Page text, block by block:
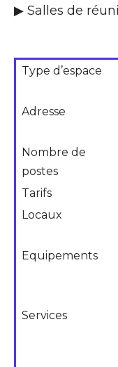
▶ Salles de
Type d’espace
Adresse
Nombre de
postes
Tarifs
Locaux
Equipements
Services